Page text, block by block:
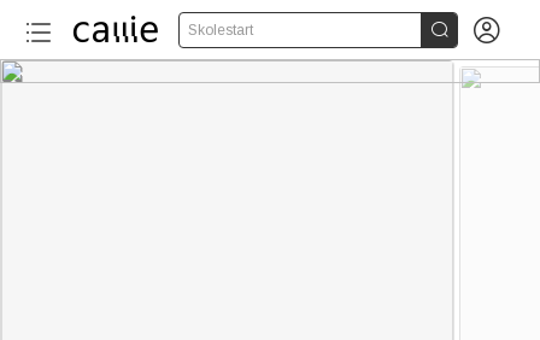
Skolestart  